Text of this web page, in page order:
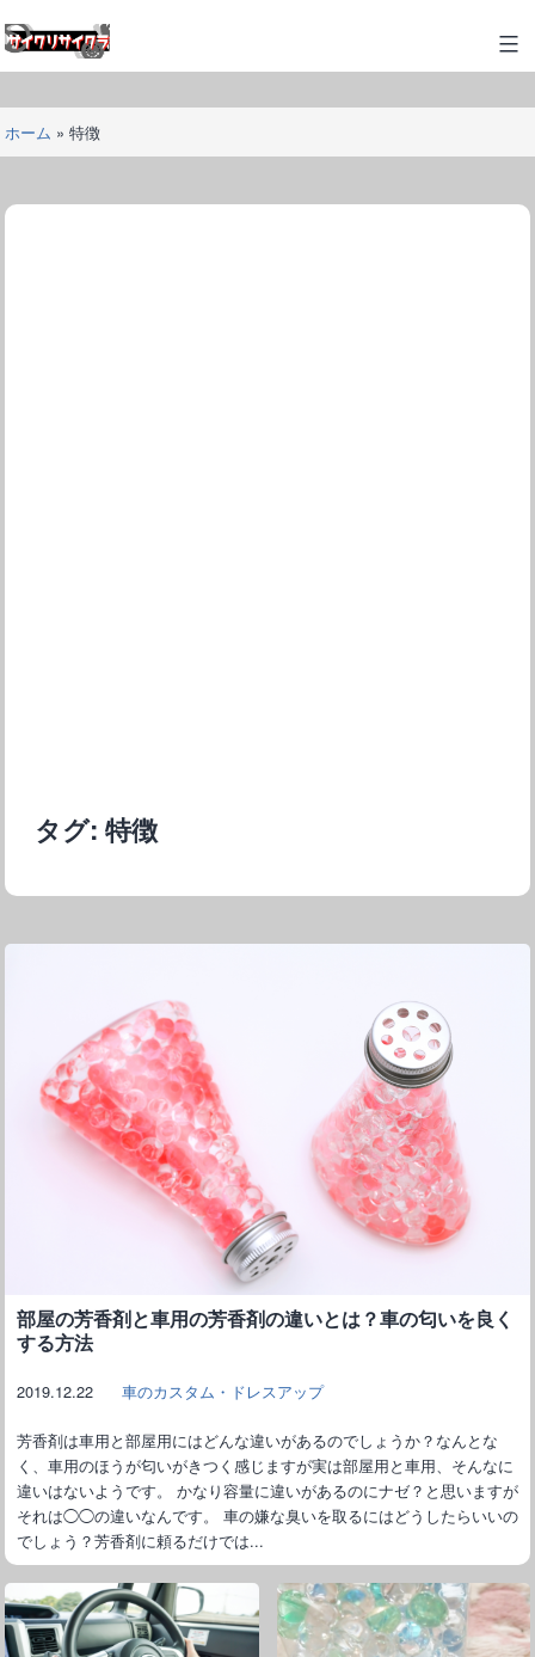
ン
テ
ツ
へ
キ
サ
イ
ク
リ
サ
ク
ホーム » 特徴
タグ: 特徴
部屋の芳香剤と車用の芳香剤の違いとは？車の匂いを良く
する方法
2019.12.22 車のカスタム・ドレスアップ
芳香剤は車用と部屋用にはどんな違いがあるのでしょうか？なんとな
く、車用のほうが匂いがきつく感じますが実は部屋用と車用、そんなに
違いはないようです。 かなり容量に違いがあるのにナゼ？と思いますが
それは◯◯の違いなんです。 車の嫌な臭いを取るにはどうしたらいいの
でしょう？芳香剤に頼るだけでは...